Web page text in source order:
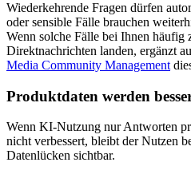
Wiederkehrende Fragen dürfen
oder sensible Fälle brauchen
Wenn solche Fälle bei Ihnen häufig
Direktnachrichten landen, ergänzt
Media Community Management
Produktdaten werden
Wenn KI-Nutzung nur Antworten
nicht verbessert, bleibt der Nutzen
Datenlücken sichtbar.